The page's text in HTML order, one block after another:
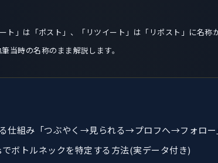
」は「ポスト」、「リツイート」は「リポスト」に名称
当時の名称のまま解説します。
仕組み「つぶやく→見られる→プロフへ→フォロー
ボトルネックを特定する方法(実データ付き)